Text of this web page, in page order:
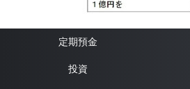
定期預金
投資